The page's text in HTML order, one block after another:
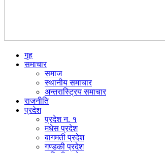
गृह
समाचार
समाज
स्थानीय समाचार
अन्तरास्ट्रिय समाचार
राजनीति
प्रदेश
प्रदेश न. १
मधेस प्रदेश
बागमती प्रदेश
गण्डकी प्रदेश